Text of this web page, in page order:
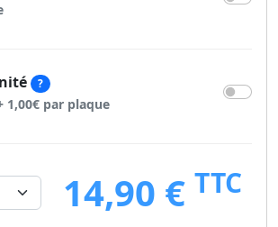
?
1,00€ par plaque
14,90 € TTC
14.9€